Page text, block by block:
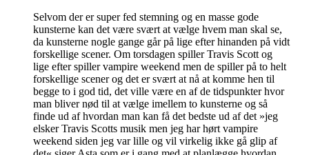
Selvom der er super fed stemning og en masse gode
kunsterne kan det være svært at vælge hvem man skal se,
da kunsterne nogle gange går på lige efter hinanden på vidt
forskellige scener. Om torsdagen spiller Travis Scott og
lige efter spiller vampire weekend men de spiller på to helt
forskellige scener og det er svært at nå at komme hen til
begge to i god tid, det ville være en af de tidspunkter hvor
man bliver nød til at vælge imellem to kunsterne og så
finde ud af hvordan man kan få det bedste ud af det »jeg
elsker Travis Scotts musik men jeg har hørt vampire
weekend siden jeg var lille og vil virkelig ikke gå glip af